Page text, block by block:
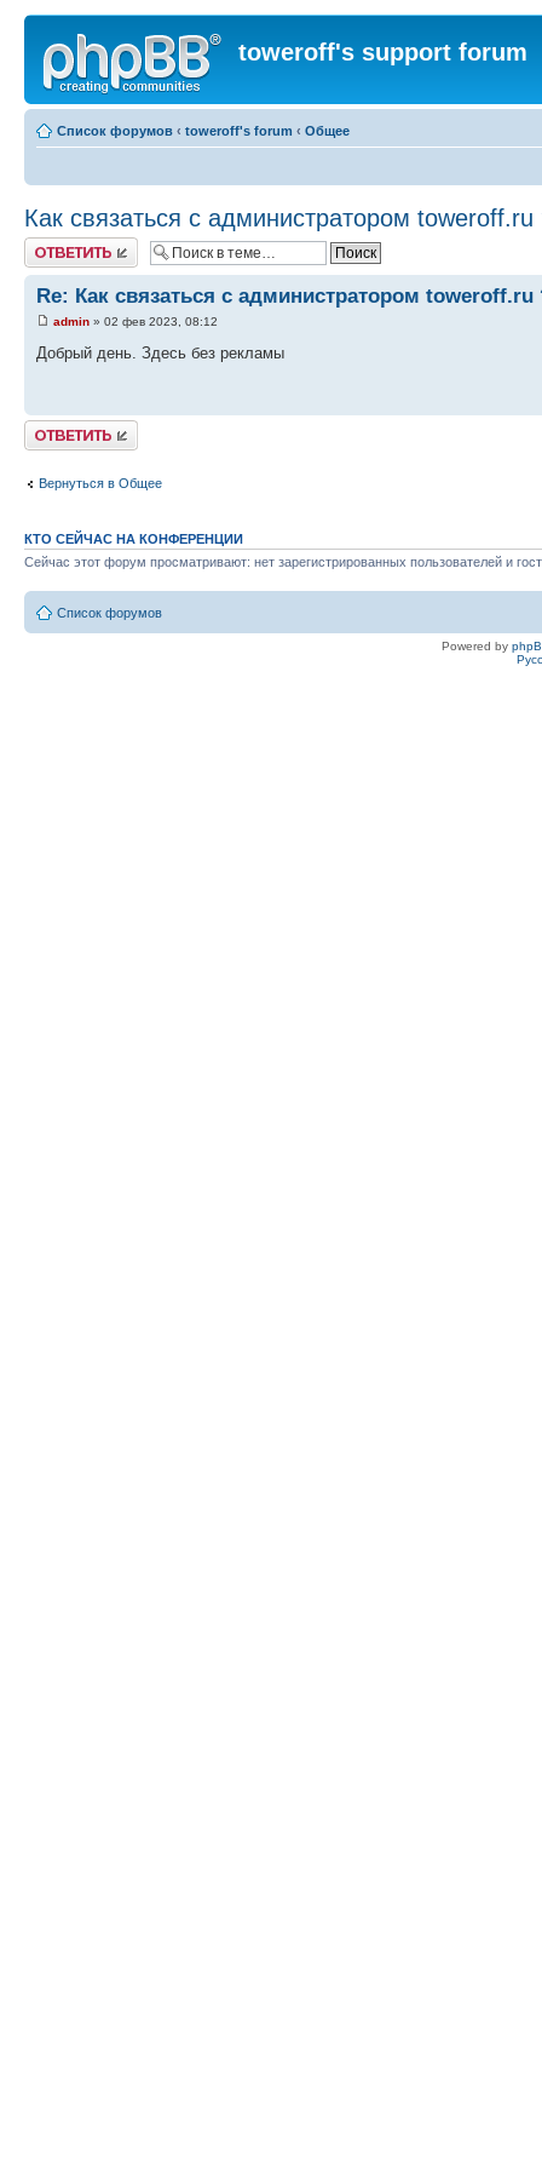
toweroff's support forum
Список форумов ‹ toweroff's forum ‹ Общее
Как связаться с администратором toweroff.ru
Ответить
Re: Как связаться с администратором toweroff.ru
admin » 02 фев 2023, 08:12
Добрый день. Здесь без рекламы
Ответить
Вернуться в Общее
КТО СЕЙЧАС НА КОНФЕРЕНЦИИ
Сейчас этот форум просматривают: нет зарегистрированных пользователей и
Список форумов
Powered by